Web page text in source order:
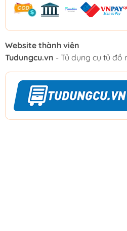
Website thành viên
Tudungcu.vn - Tủ dụng cụ tủ đồ